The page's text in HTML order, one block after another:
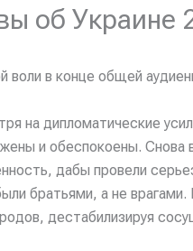
об Украине
в конце общей
на дипломатические
и обеспокоены. Снова
дабы провели
братьями, а не
дестабилизируя